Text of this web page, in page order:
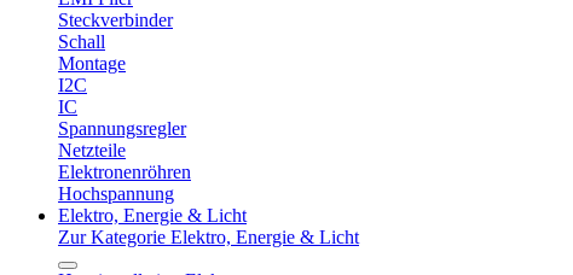
Steckverbinder
Schall
Montage
I2C
IC
Spannungsregler
Netzteile
Elektronenröhren
Hochspannung
Elektro, Energie & Licht
Zur Kategorie Elektro, Energie & Licht